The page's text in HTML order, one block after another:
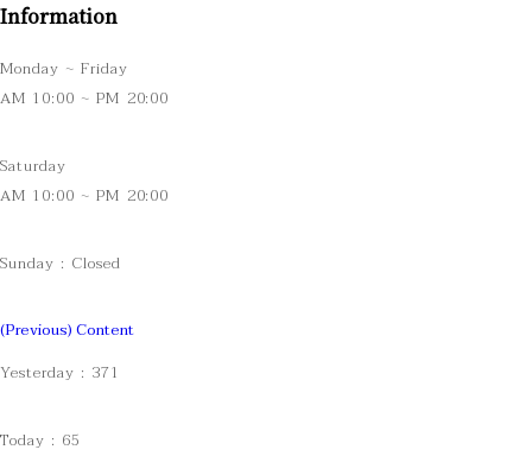
Information
Monday ~ Friday
AM 10:00 ~ PM 20:00
Saturday
AM 10:00 ~ PM 20:00
Sunday : Closed
(Previous) Content
Yesterday : 371
Today : 65